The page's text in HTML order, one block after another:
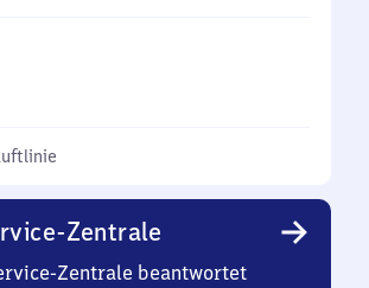
Zentrale
Zentrale beantwortet